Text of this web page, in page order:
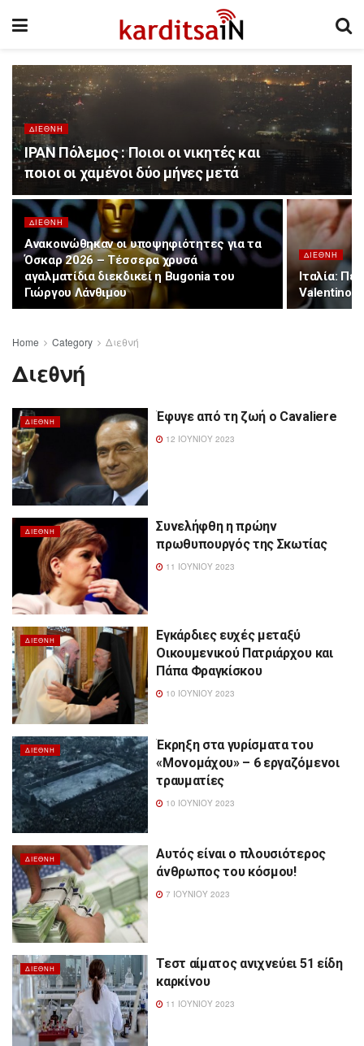
ΔΙΕΘΝΉ
ΙΡΑΝ Πόλεμος : Ποιοι οι νικητές και
ποιοι οι χαμένοι δύο μήνες μετά
ΔΙΕΘΝΉ
Ανακοινώθηκαν οι υποψηφιότητες για τα
Όσκαρ 2026 – Τέσσερα χρυσά
αγαλματίδια διεκδικεί η Bugonia του
Γιώργου Λάνθιμου
ΔΙΕΘΝΉ
Ιταλία:
Valentino
Home Category Διεθνή
Διεθνή
ΔΙΕΘΝΉ Έφυγε από τη ζωή ο Cavaliere
12 ΙΟΥΝΊΟΥ 2023
ΔΙΕΘΝΉ
Συνελήφθη η πρώην
πρωθυπουργός της Σκωτίας
11 ΙΟΥΝΊΟΥ 2023
ΔΙΕΘΝΉ
Εγκάρδιες ευχές μεταξύ
Οικουμενικού Πατριάρχου και
Πάπα Φραγκίσκου
10 ΙΟΥΝΊΟΥ 2023
ΔΙΕΘΝΉ
Έκρηξη στα γυρίσματα του
«Μονομάχου» – 6 εργαζόμενοι
τραυματίες
10 ΙΟΥΝΊΟΥ 2023
ΔΙΕΘΝΉ
Αυτός είναι ο πλουσιότερος
άνθρωπος του κόσμου!
7 ΙΟΥΝΊΟΥ 2023
ΔΙΕΘΝΉ
Τεστ αίματος ανιχνεύει 51 είδη
καρκίνου
11 ΙΟΥΝΊΟΥ 2023